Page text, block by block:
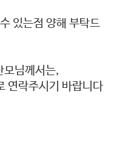
있는점 양해 부탁드
모님께서는,
연락주시기 바랍니다